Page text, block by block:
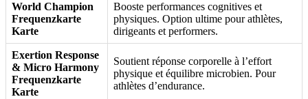
World Champion
Frequenzkarte
Karte
Booste performances cognitives et
physiques. Option ultime pour athlètes,
dirigeants et performers.
Exertion Response
& Micro Harmony
Frequenzkarte
Karte
Soutient réponse corporelle à l’effort
physique et équilibre microbien. Pour
athlètes d’endurance.